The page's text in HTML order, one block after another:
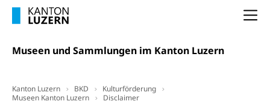
Museen und Sammlungen im Kanton Luzern
Kanton Luzern BKD
Kulturförderung
Museen Kanton Luzern
Disclaimer
Grundbuchplan mit Eigentümerabfrage
Luftreinhaltung, Luftverschmutzung, Klimaschutz,
Klimaveränderung, Treibhauseffekt
Atmosphäre, Luft, Klima (Geoportal)
Raumplanung